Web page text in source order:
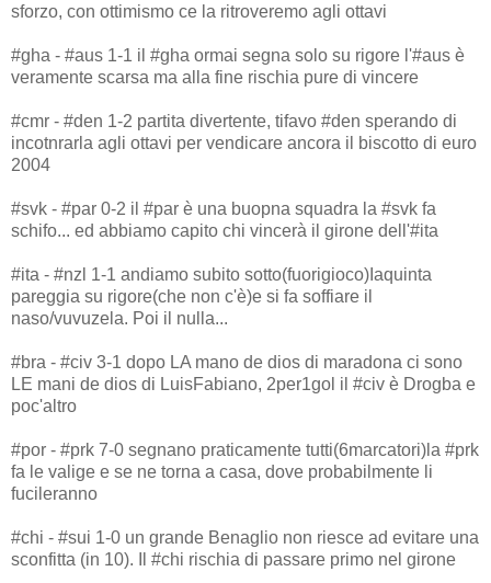
sforzo, con ottimismo ce la ritroveremo agli ottavi
#gha - #aus 1-1 il #gha ormai segna solo su rigore l'#aus è
veramente scarsa ma alla fine rischia pure di vincere
#cmr - #den 1-2 partita divertente, tifavo #den sperando di
incotnrarla agli ottavi per vendicare ancora il biscotto di euro
2004
#svk - #par 0-2 il #par è una buopna squadra la #svk fa
schifo... ed abbiamo capito chi vincerà il girone dell'#ita
#ita - #nzl 1-1 andiamo subito sotto(fuorigioco)Iaquinta
pareggia su rigore(che non c'è)e si fa soffiare il
naso/vuvuzela. Poi il nulla...
#bra - #civ 3-1 dopo LA mano de dios di maradona ci sono
LE mani de dios di LuisFabiano, 2per1gol il #civ è Drogba e
poc'altro
#por - #prk 7-0 segnano praticamente tutti(6marcatori)la #prk
fa le valige e se ne torna a casa, dove probabilmente li
fucileranno
#chi - #sui 1-0 un grande Benaglio non riesce ad evitare una
sconfitta (in 10). Il #chi rischia di passare primo nel girone